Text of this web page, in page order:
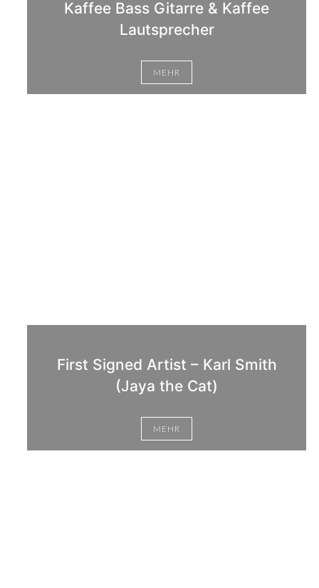
Kaffee Bass Gitarre & Kaffee
Lautsprecher
MEHR
First Signed Artist – Karl Smith
(Jaya the Cat)
MEHR